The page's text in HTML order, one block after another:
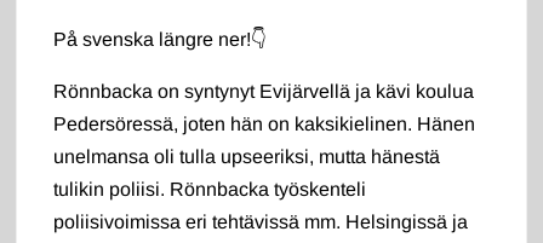
På svenska längre ner!👇
Rönnbacka on syntynyt Evijärvellä ja kävi koulua
Pedersöressä, joten hän on kaksikielinen. Hänen
unelmansa oli tulla upseeriksi, mutta hänestä
tulikin poliisi. Rönnbacka työskenteli
poliisivoimissa eri tehtävissä mm. Helsingissä ja